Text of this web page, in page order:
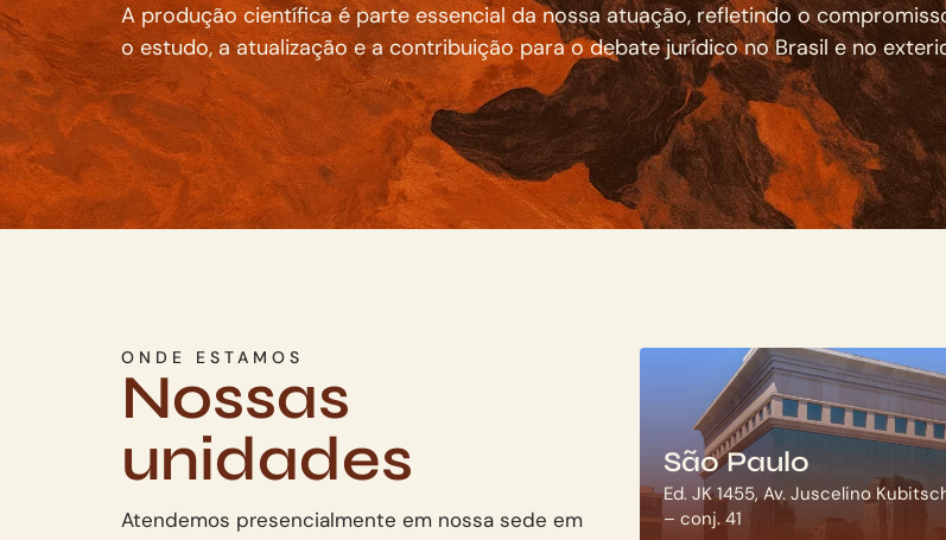
A produção científica é parte essencial da nossa atuação, refletindo o
o estudo, a atualização e a contribuição para o debate jurídico no Brasil e no
ONDE ESTAMOS
Nossas
unidades
Atendemos presencialmente em nossa sede em
São Paulo
Ed. JK 1455, Av. Juscelino
– conj. 41